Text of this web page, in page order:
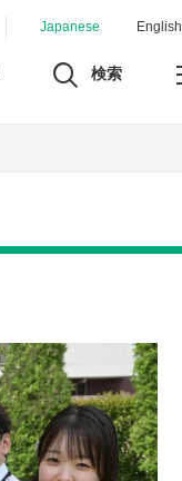
Japanese English
検索